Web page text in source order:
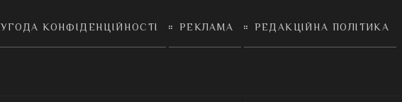
УГОДА КОНФІДЕНЦІЙНОСТІ РЕКЛАМА РЕДАКЦІЙНА ПОЛІТИКА